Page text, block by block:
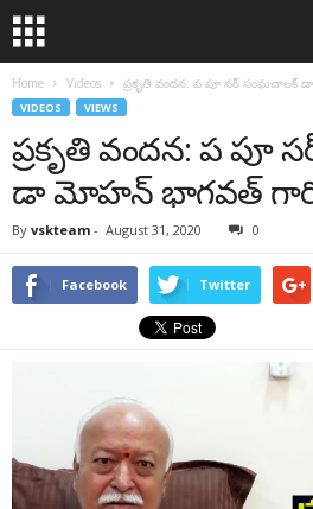
Home Videos ప్రకృతి వందన: ప పూ సర్
VIDEOS VIEWS
ప్రకృతి వందన: ప పూ
డా మోహన్ భాగవత్
By vskteam - August 31, 2020 0
Facebook Twitter